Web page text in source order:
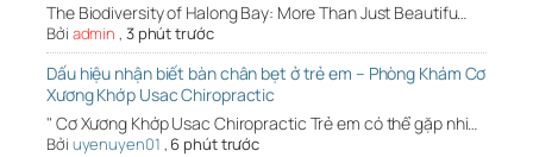
The Biodiversity of Halong Bay: More Than Just Beautifu…
Bởi admin , 3 phút trước
Dấu hiệu nhận biết bàn chân bẹt ở trẻ em – Phòng Khám Cơ
Xương Khớp Usac Chiropractic
" Cơ Xương Khớp Usac Chiropractic Trẻ em có thể gặp nhi…
Bởi uyenuyen01 , 6 phút trước